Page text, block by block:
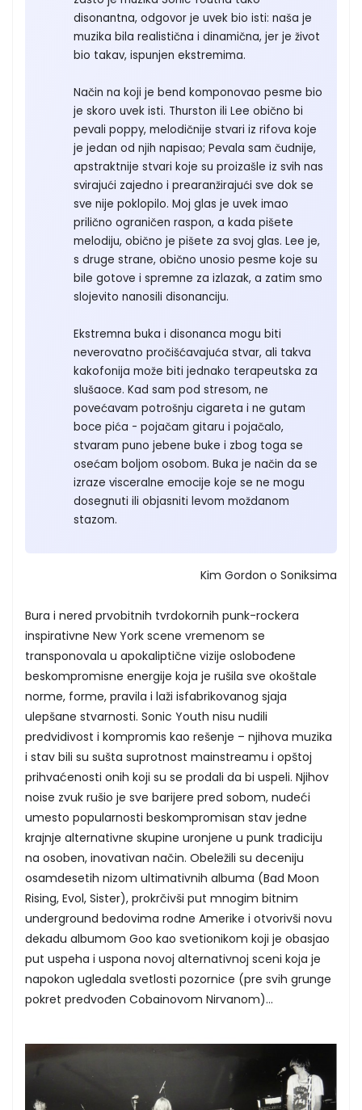
disonantna, odgovor je uvek bio isti: naša je
muzika bila realistična i dinamična, jer je život
bio takav, ispunjen ekstremima.
Način na koji je bend komponovao pesme bio
je skoro uvek isti. Thurston ili Lee obično bi
pevali poppy, melodičnije stvari iz rifova koje
je jedan od njih napisao; Pevala sam čudnije,
apstraktnije stvari koje su proizašle iz svih nas
svirajući zajedno i prearanžirajući sve dok se
sve nije poklopilo. Moj glas je uvek imao
prilično ograničen raspon, a kada pišete
melodiju, obično je pišete za svoj glas. Lee je,
s druge strane, obično unosio pesme koje su
bile gotove i spremne za izlazak, a zatim smo
slojevito nanosili disonanciju.
Ekstremna buka i disonanca mogu biti
neverovatno pročišćavajuća stvar, ali takva
kakofonija može biti jednako terapeutska za
slušaoce. Kad sam pod stresom, ne
povećavam potrošnju cigareta i ne gutam
boce pića - pojačam gitaru i pojačalo,
stvaram puno jebene buke i zbog toga se
osećam boljom osobom. Buka je način da se
izraze visceralne emocije koje se ne mogu
dosegnuti ili objasniti levom moždanom
stazom.
Kim Gordon o Soniksima
Bura i nered prvobitnih tvrdokornih punk-rockera
inspirativne New York scene vremenom se
transponovala u apokaliptične vizije oslobođene
beskompromisne energije koja je rušila sve okoštale
norme, forme, pravila i laži isfabrikovanog sjaja
ulepšane stvarnosti. Sonic Youth nisu nudili
predvidivost i kompromis kao rešenje – njihova muzika
i stav bili su sušta suprotnost mainstreamu i opštoj
prihvaćenosti onih koji su se prodali da bi uspeli. Njihov
noise zvuk rušio je sve barijere pred sobom, nudeći
umesto popularnosti beskompromisan stav jedne
krajnje alternativne skupine uronjene u punk tradiciju
na osoben, inovativan način. Obeležili su deceniju
osamdesetih nizom ultimativnih albuma (Bad Moon
Rising, Evol, Sister), prokrčivši put mnogim bitnim
underground bedovima rodne Amerike i otvorivši novu
dekadu albumom Goo kao svetionikom koji je obasjao
put uspeha i uspona novoj alternativnoj sceni koja je
napokon ugledala svetlosti pozornice (pre svih grunge
pokret predvođen Cobainovom Nirvanom)...